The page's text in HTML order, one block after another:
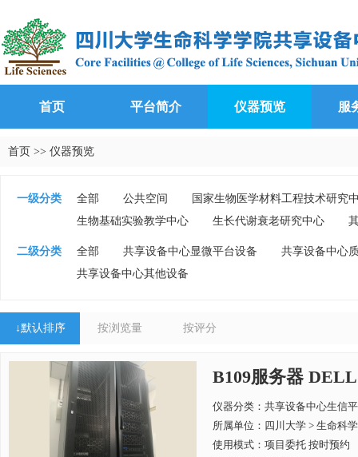
首页 平台简介 仪器预览 服
首页 >> 仪器预览
一级分类 全部 公共空间
国家生物医学材料工程技术研究
生物基础实验教学中心
生长代谢衰老研究中心
二级分类 全部 共享设备中心显微平台设备
共享设备中心
共享设备中心其他设备
↓默认排序 按浏览量 按评分
B109服务器 DELL
仪器分类：共享设备中心生信
所属单位： 四川大学 > 生命科
使用模式：项目委托 按时预约